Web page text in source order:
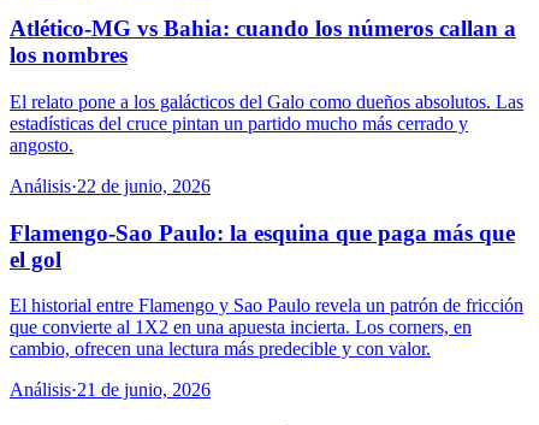
Atlético-MG vs Bahia: cuando los números callan a
los nombres
El relato pone a los galácticos del Galo como dueños absolutos. Las
estadísticas del cruce pintan un partido mucho más cerrado y
angosto.
Análisis·22 de junio, 2026
Flamengo-Sao Paulo: la esquina que paga más que
el gol
El historial entre Flamengo y Sao Paulo revela un patrón de fricción
que convierte al 1X2 en una apuesta incierta. Los corners, en
cambio, ofrecen una lectura más predecible y con valor.
Análisis·21 de junio, 2026